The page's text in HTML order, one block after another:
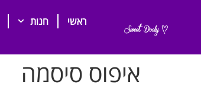
ראשי חנות
איפוס סיסמה